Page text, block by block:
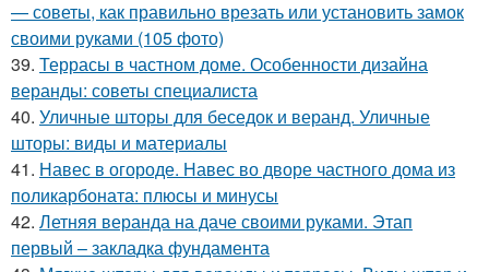
— советы, как правильно врезать или установить замок
своими руками (105 фото)
39. Террасы в частном доме. Особенности дизайна
веранды: советы специалиста
40. Уличные шторы для беседок и веранд. Уличные
шторы: виды и материалы
41. Навес в огороде. Навес во дворе частного дома из
поликарбоната: плюсы и минусы
42. Летняя веранда на даче своими руками. Этап
первый – закладка фундамента